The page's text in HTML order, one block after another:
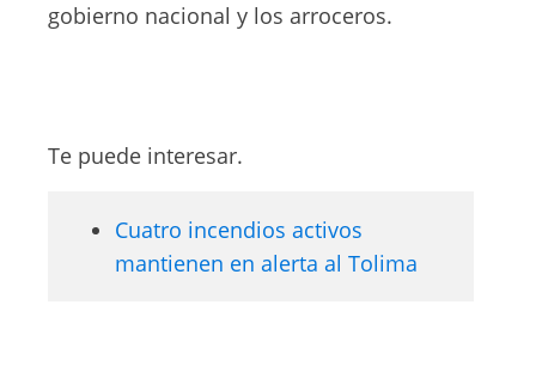
gobierno nacional y los arroceros.
Te puede interesar.
Cuatro incendios activos
mantienen en alerta al Tolima